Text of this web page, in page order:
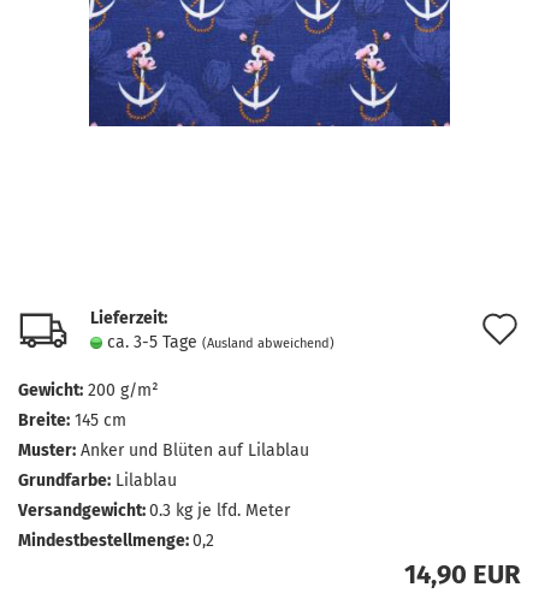
Lieferzeit:
ca. 3-5 Tage (Ausland abweichend)
Gewicht: 200 g/m²
Breite: 145 cm
Muster: Anker und Blüten auf Lilablau
Grundfarbe: Lilablau
Versandgewicht:0.3 kg je lfd. Meter
Mindestbestellmenge:0,2
14,90 EUR